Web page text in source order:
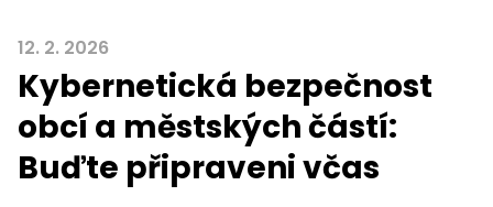
12. 2. 2026
Kybernetická bezpečnost
obcí a městských částí:
Buďte připraveni včas